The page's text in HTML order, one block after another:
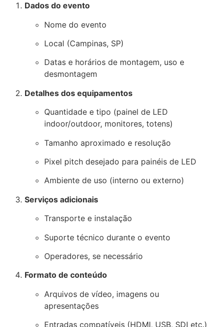
Dados do evento
Nome do evento
Local (Campinas, SP)
Datas e horários de montagem, uso e
desmontagem
Detalhes dos equipamentos
Quantidade e tipo (painel de LED
indoor/outdoor, monitores, totens)
Tamanho aproximado e resolução
Pixel pitch desejado para painéis de LED
Ambiente de uso (interno ou externo)
Serviços adicionais
Transporte e instalação
Suporte técnico durante o evento
Operadores, se necessário
Formato de conteúdo
Arquivos de vídeo, imagens ou
apresentações
Entradas compatíveis (HDMI, USB, SDI etc.)